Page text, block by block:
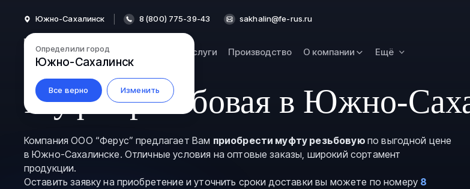
Южно-Сахалинск
Определили город
Южно-Сахалинск
Все верно Изменить
8 (800) 775-39-43 sakhalin@fe-rus.ru
Каталог Услуги Производство О компании Ещё
Муфта резьбовая в Южно-
Компания ООО “Ферус” предлагает Вам приобрести муфту резьбовую по выгодной цене
в Южно-Сахалинске. Отличные условия на оптовые заказы, широкий сортамент
продукции.
Оставить заявку на приобретение и уточнить сроки доставки вы можете по номеру 8